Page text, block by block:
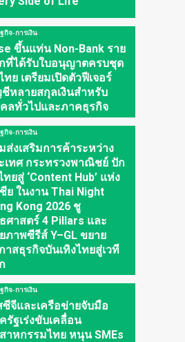
กิจ-การเงิน
ขึ้นแท่น Non-Bank ราย
ที่ได้รับใบอนุญาตครบชุด
ทย เตรียมเปิดตัวฟีเจอร์
หลายสกุลเงินสำหรับ
ลทั่วไปและภาคธุรกิจ
กิจ-การเงิน
ส่งเสริมการค้าระหว่าง
เทศ กระทรวงพาณิชย์ ปัก
ทยสู่ ‘Content Hub’ แห่ง
ชีย ในงาน Thai Night
Kong 2026 ชู
ศาสตร์ 4 Pillars และ
ภาพซีรีส์ Y–GL ขยาย
าสธุรกิจบันเทิงไทยสู่เวที
กิจ-การเงิน
ซีจีและเครือข่ายจับมือ
รัฐเร่งขับเคลื่อน
าหกรรมไทย หนุน SMEs